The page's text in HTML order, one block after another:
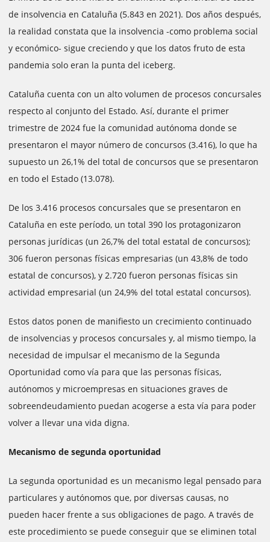
de insolvencia en Cataluña (5.843 en 2021). Dos años después,
la realidad constata que la insolvencia -como problema social
y económico- sigue creciendo y que los datos fruto de esta
pandemia solo eran la punta del iceberg.
Cataluña cuenta con un alto volumen de procesos concursales
respecto al conjunto del Estado. Así, durante el primer
trimestre de 2024 fue la comunidad autónoma donde se
presentaron el mayor número de concursos (3.416), lo que ha
supuesto un 26,1% del total de concursos que se presentaron
en todo el Estado (13.078).
De los 3.416 procesos concursales que se presentaron en
Cataluña en este período, un total 390 los protagonizaron
personas jurídicas (un 26,7% del total estatal de concursos);
306 fueron personas físicas empresarias (un 43,8% de todo
estatal de concursos), y 2.720 fueron personas físicas sin
actividad empresarial (un 24,9% del total estatal concursos).
Estos datos ponen de manifiesto un crecimiento continuado
de insolvencias y procesos concursales y, al mismo tiempo, la
necesidad de impulsar el mecanismo de la Segunda
Oportunidad como vía para que las personas físicas,
autónomos y microempresas en situaciones graves de
sobreendeudamiento puedan acogerse a esta vía para poder
volver a llevar una vida digna.
Mecanismo de segunda oportunidad
La segunda oportunidad es un mecanismo legal pensado para
particulares y autónomos que, por diversas causas, no
pueden hacer frente a sus obligaciones de pago. A través de
este procedimiento se puede conseguir que se eliminen total